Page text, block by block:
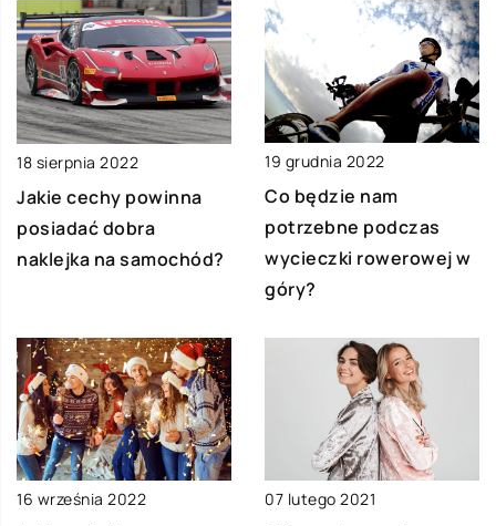
18 sierpnia 2022
Jakie cechy powinna
posiadać dobra
naklejka na samochód?
19 grudnia 2022
Co będzie nam
potrzebne podczas
wycieczki rowerowej w
góry?
16 września 2022 07 lutego 2021